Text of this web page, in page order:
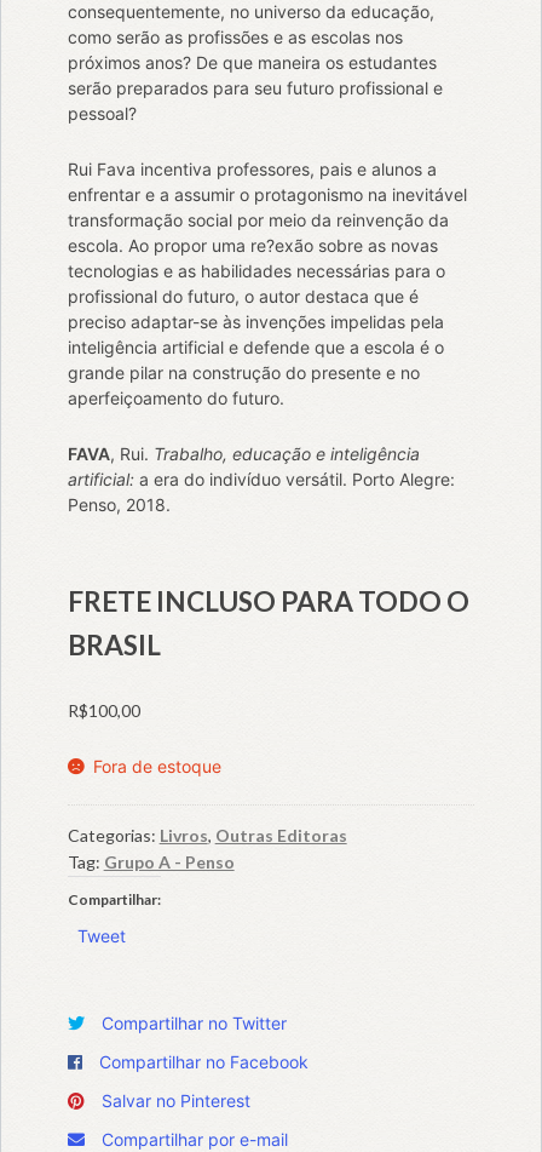
consequentemente, no universo da educação,
como serão as profissões e as escolas nos
próximos anos? De que maneira os estudantes
serão preparados para seu futuro profissional e
pessoal?
Rui Fava incentiva professores, pais e alunos a
enfrentar e a assumir o protagonismo na inevitável
transformação social por meio da reinvenção da
escola. Ao propor uma re?exão sobre as novas
tecnologias e as habilidades necessárias para o
profissional do futuro, o autor destaca que é
preciso adaptar-se às invenções impelidas pela
inteligência artificial e defende que a escola é o
grande pilar na construção do presente e no
aperfeiçoamento do futuro.
FAVA, Rui. Trabalho, educação e inteligência
artificial:a era do indivíduo versátil. Porto Alegre:
Penso, 2018.
FRETE INCLUSO PARA TODO O
BRASIL
R$100,00
Fora de estoque
Categorias: Livros, Outras Editoras
Tag: Grupo A - Penso
Compartilhar:
Tweet
Compartilhar no Twitter
Compartilhar no Facebook
Salvar no Pinterest
Compartilhar por e-mail